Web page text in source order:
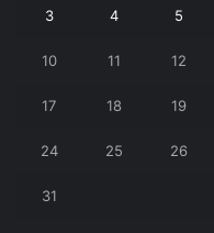
3 4 5
10 11 12
17 18 19
24 25 26
31